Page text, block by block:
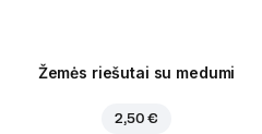
Žemės riešutai su medumi
2,50 €